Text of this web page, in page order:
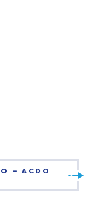
– ACDO